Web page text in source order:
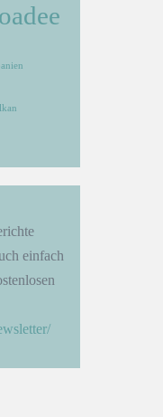
einfach